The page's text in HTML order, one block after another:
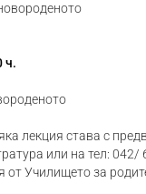
ч.
лекция става с
или на тел: 042/
от Училището за